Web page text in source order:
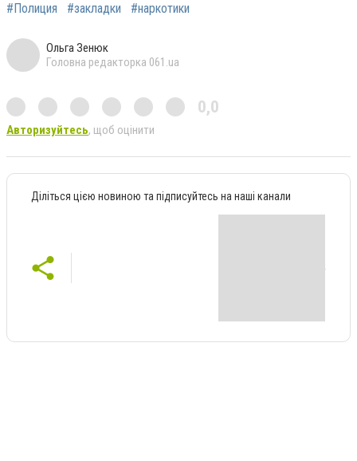
#Полиция #закладки #наркотики
Ольга Зенюк
Головна редакторка 061.ua
0,0
Авторизуйтесь, щоб оцінити
Діліться цією новиною та підписуйтесь на наші канали